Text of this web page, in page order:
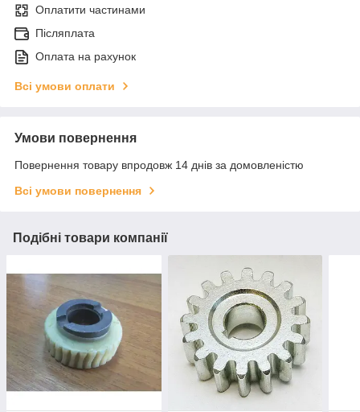
Оплатити частинами
Післяплата
Оплата на рахунок
Всі умови оплати
Умови повернення
Повернення товару впродовж 14 днів за домовленістю
Всі умови повернення
Подібні товари компанії